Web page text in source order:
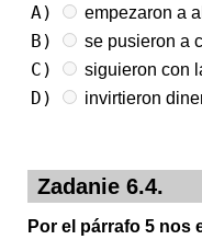
A) empezaron a
B) se pusieron a
C) siguieron con
D) invirtieron
Zadanie 6.4.
Por el párrafo 5 nos